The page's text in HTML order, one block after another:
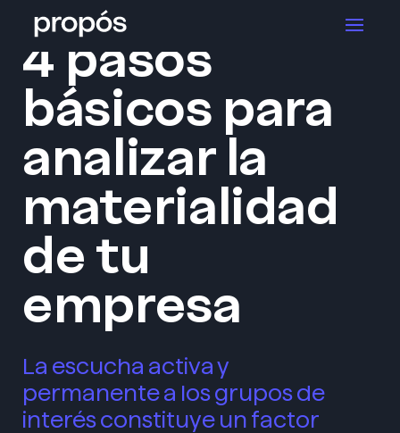
Inicio >El blog de Propós
4 pasos
básicos para
analizar la
materialidad
de tu
empresa
La escucha activa y
permanente a los grupos de
interés constituye un factor